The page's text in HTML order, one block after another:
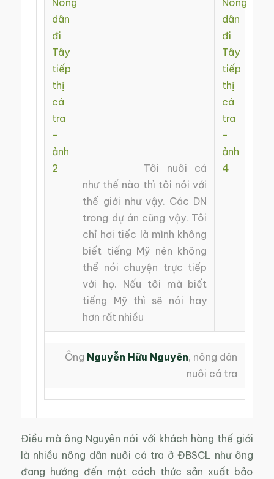
Tôi nuôi cá
như thế nào thì tôi nói với
thế giới như vậy. Các DN
trong dự án cũng vậy. Tôi
chỉ hơi tiếc là mình không
biết tiếng Mỹ nên không
thể nói chuyện trực tiếp
với họ. Nếu tôi mà biết
tiếng Mỹ thì sẽ nói hay
hơn rất nhiều
Ông Nguyễn Hữu Nguyên, nông dân
nuôi cá tra
Điều mà ông Nguyên nói với khách hàng thế giới
là nhiều nông dân nuôi cá tra ở ĐBSCL như ông
đang hướng đến một cách thức sản xuất bảo